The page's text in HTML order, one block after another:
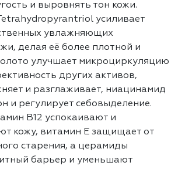
и выровнять тон кожи.
усиливает
увлажняющих
делая её более плотной и
улучшает микроциркуляцию
других активов,
и разглаживает, ниацинамид
и регулирует себовыделение.
B12 успокаивают и
кожу, витамин E защищает от
старения, а церамиды
барьер и уменьшают